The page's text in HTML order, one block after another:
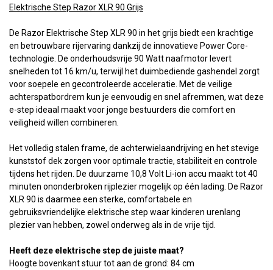
Elektrische Step Razor XLR 90 Grijs
De Razor Elektrische Step XLR 90 in het grijs biedt een krachtige
en betrouwbare rijervaring dankzij de innovatieve Power Core-
technologie. De onderhoudsvrije 90 Watt naafmotor levert
snelheden tot 16 km/u, terwijl het duimbediende gashendel zorgt
voor soepele en gecontroleerde acceleratie. Met de veilige
achterspatbordrem kun je eenvoudig en snel afremmen, wat deze
e-step ideaal maakt voor jonge bestuurders die comfort en
veiligheid willen combineren.
Het volledig stalen frame, de achterwielaandrijving en het stevige
kunststof dek zorgen voor optimale tractie, stabiliteit en controle
tijdens het rijden. De duurzame 10,8 Volt Li-ion accu maakt tot 40
minuten ononderbroken rijplezier mogelijk op één lading. De Razor
XLR 90 is daarmee een sterke, comfortabele en
gebruiksvriendelijke elektrische step waar kinderen urenlang
plezier van hebben, zowel onderweg als in de vrije tijd.
Heeft deze elektrische step de juiste maat?
Hoogte bovenkant stuur tot aan de grond: 84 cm